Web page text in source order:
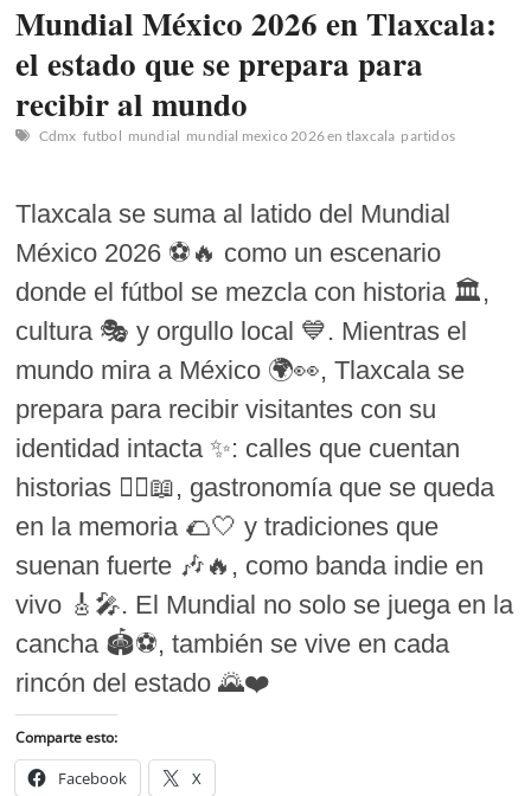
Mundial México 2026 en Tlaxcala:
el estado que se prepara para
recibir al mundo
Cdmx futbol mundial mundial mexico 2026 en tlaxcala partidos
Tlaxcala se suma al latido del Mundial
México 2026 ⚽🔥 como un escenario
donde el fútbol se mezcla con historia 🏛️,
cultura 🎭 y orgullo local 💙. Mientras el
mundo mira a México 🌍👀, Tlaxcala se
prepara para recibir visitantes con su
identidad intacta ✨: calles que cuentan
historias 🚶‍♂️📖, gastronomía que se queda
en la memoria 🌮🤍 y tradiciones que
suenan fuerte 🎶🔥, como banda indie en
vivo 🎸🎤. El Mundial no solo se juega en la
cancha 🏟️⚽, también se vive en cada
rincón del estado 🌄❤️
Comparte esto:
Facebook X